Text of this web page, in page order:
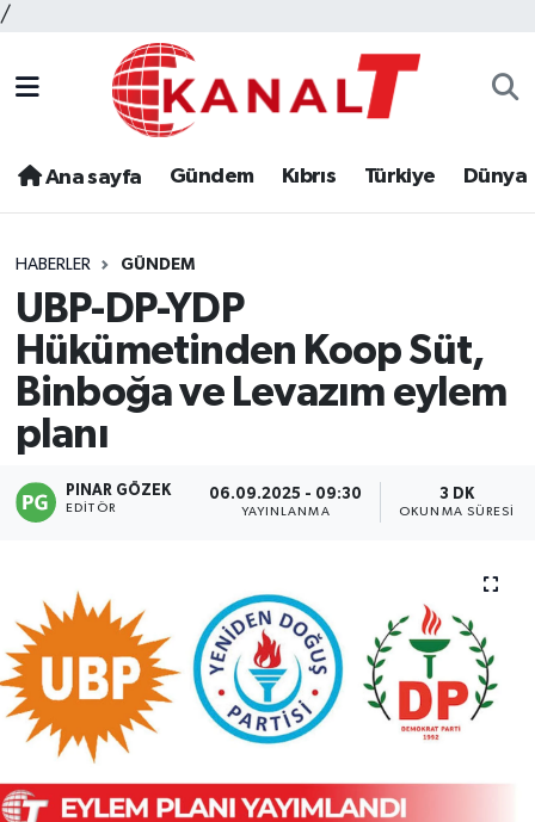
/
Ana sayfa Gündem Kıbrıs Türkiye Dünya
HABERLER GÜNDEM
UBP-DP-YDP
Hükümetinden Koop Süt,
Binboğa ve Levazım eylem
planı
PINAR GÖZEK
EDITÖR
06.09.2025 - 09:30
YAYINLANMA
3 DK
OKUNMA SÜRESI